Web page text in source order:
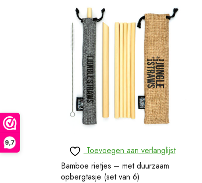
9,7
Toevoegen aan verlanglijst
Bamboe rietjes – met duurzaam
opbergtasje (set van 6)